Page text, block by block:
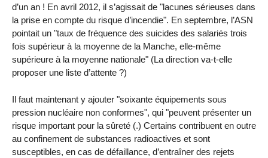
d’un an ! En avril 2012, il s’agissait de "lacunes sérieuses dans
la prise en compte du risque d’incendie". En septembre, l’ASN
pointait un "taux de fréquence des suicides des salariés trois
fois supérieur à la moyenne de la Manche, elle-même
supérieure à la moyenne nationale" (La direction va-t-elle
proposer une liste d’attente ?)
Il faut maintenant y ajouter "soixante équipements sous
pression nucléaire non conformes", qui "peuvent présenter un
risque important pour la sûreté (.) Certains contribuent en outre
au confinement de substances radioactives et sont
susceptibles, en cas de défaillance, d’entraîner des rejets